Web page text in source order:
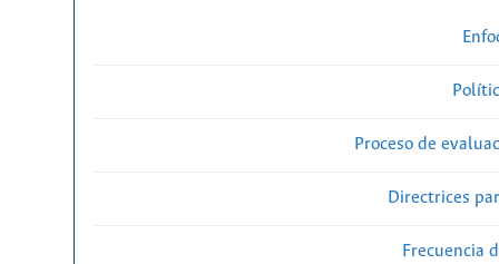
Proceso de
Directrices
Frecuencia